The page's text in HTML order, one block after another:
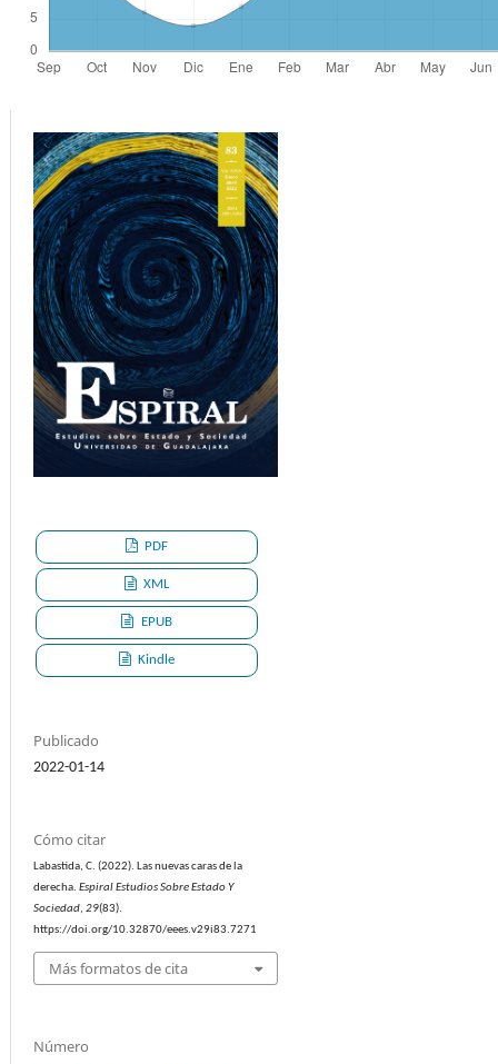
PDF
XML
EPUB
Kindle
Publicado
2022-01-14
Cómo citar
Labastida, C. (2022). Las nuevas caras de la
derecha. Espiral Estudios Sobre Estado Y
Sociedad, 29(83).
https://doi.org/10.32870/eees.v29i83.7271
Más formatos de cita
Número